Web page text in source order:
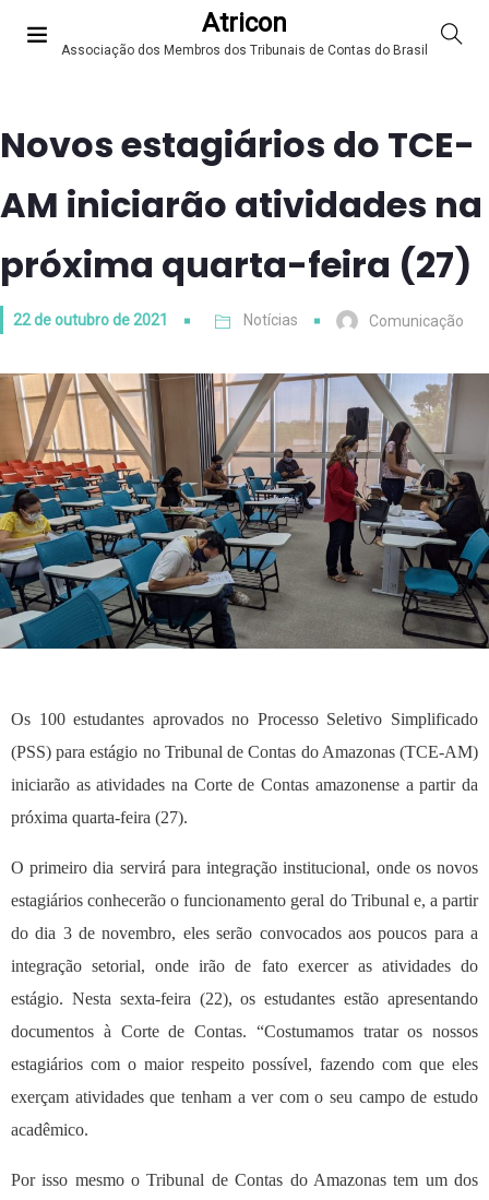
Atricon
Associação dos Membros dos Tribunais de Contas do Brasil
Novos estagiários do TCE-
AM iniciarão atividades na
próxima quarta-feira (27)
22 de outubro de 2021 Notícias Comunicação
Os 100 estudantes aprovados no Processo Seletivo Simplificado
(PSS) para estágio no Tribunal de Contas do Amazonas (TCE-AM)
iniciarão as atividades na Corte de Contas amazonense a partir da
próxima quarta-feira (27).
O primeiro dia servirá para integração institucional, onde os novos
estagiários conhecerão o funcionamento geral do Tribunal e, a partir
do dia 3 de novembro, eles serão convocados aos poucos para a
integração setorial, onde irão de fato exercer as atividades do
estágio. Nesta sexta-feira (22), os estudantes estão apresentando
documentos à Corte de Contas. “Costumamos tratar os nossos
estagiários com o maior respeito possível, fazendo com que eles
exerçam atividades que tenham a ver com o seu campo de estudo
acadêmico.
Por isso mesmo o Tribunal de Contas do Amazonas tem um dos